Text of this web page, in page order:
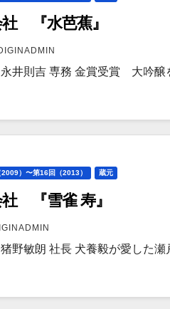
『水芭蕉』
井則吉 専務 金賞受賞 大吟醸
）〜第16回（2013） 蔵元
『雪雀 寿』
野敏朗 社長 犬養毅が愛した